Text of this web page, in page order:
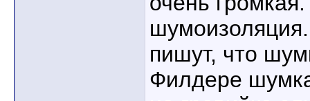
пишут, что
Филдере